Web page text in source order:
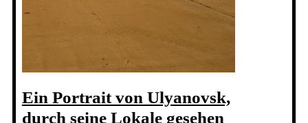
Ein Portrait von Ulyanovsk,
durch seine Lokale gesehen